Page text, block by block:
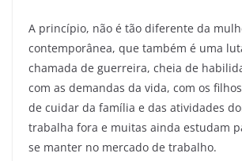
A princípio, não é tão diferente da
contemporânea, que também é uma
chamada de guerreira, cheia de
com as demandas da vida, com os
de cuidar da família e das atividades
trabalha fora e muitas ainda estudam
se manter no mercado de trabalho.